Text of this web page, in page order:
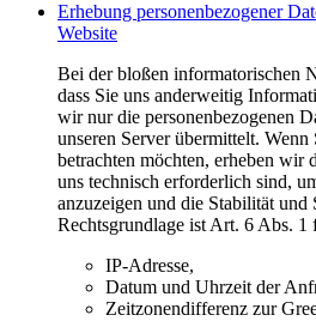
Erhebung personenbezogener
Website
Bei der bloßen informatorischen
dass Sie uns anderweitig
wir nur die personenbezogenen
unseren Server übermittelt. Wenn
betrachten möchten, erheben wir
uns technisch erforderlich sind,
anzuzeigen und die Stabilität und
Rechtsgrundlage ist Art. 6 Abs.
IP-Adresse,
Datum und Uhrzeit der
Zeitzonendifferenz zur